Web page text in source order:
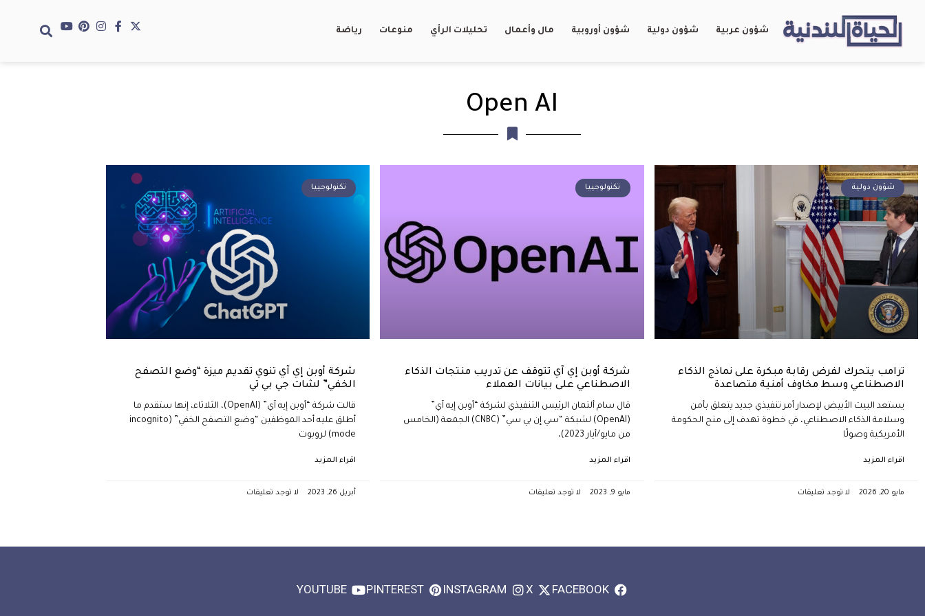
شؤون عربية شؤون دولية شؤون أوروبية مال وأعمال تحليلات الرأي منوعات رياضة
Open AI
شؤون دولية
ترامب يتحرك لفرض رقابة مبكرة على نماذج الذكاء
الاصطناعي وسط مخاوف أمنية متصاعدة
يستعد البيت الأبيض لإصدار أمر تنفيذي جديد يتعلق بأمن
وسلامة الذكاء الاصطناعي، في خطوة تهدف إلى منح الحكومة
الأمريكية وصولًا
اقراء المزيد
مايو 20, 2026 لا توجد تعليقات
تكنولوجييا
شركة أوبن إي آي تتوقف عن تدريب منتجات الذكاء
الاصطناعي على بيانات العملاء
قال سام ألتمان الرئيس التنفيذي لشركة “أوبن إيه آي”
(OpenAI) لشبكة “سي إن بي سي” (CNBC) الجمعة (الخامس
من مايو/أيار 2023)،
اقراء المزيد
مايو 9, 2023 لا توجد تعليقات
تكنولوجييا
شركة أوبن إي آي تنوي تقديم ميزة “وضع التصفح
الخفي” لشات جي بي تي
قالت شركة “أوبن إيه آي” (OpenAI)، الثلاثاء، إنها ستقدم ما
أطلق عليه أحد الموظفين “وضع التصفح الخفي” (incognito
mode) لروبوت
اقراء المزيد
أبريل 26, 2023 لا توجد تعليقات
FACEBOOK
X
INSTAGRAM
PINTEREST
YOUTUBE